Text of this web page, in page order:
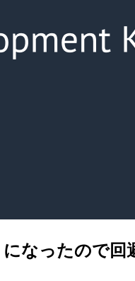
なったので回